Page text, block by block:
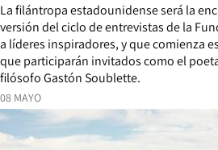
08 MAYO
La filántropa estadounidense será la
versión del ciclo de entrevistas de la
a líderes inspiradores, y que comienza
que participarán invitados como el
filósofo Gastón Soublette.